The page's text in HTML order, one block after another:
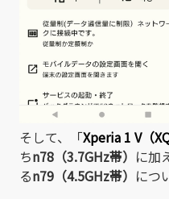
そして、「Xperia 1 V（
ちn78（3.7GHz帯） に加
るn79（4.5GHz帯） につ